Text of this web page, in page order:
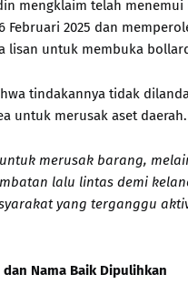
mengklaim telah menemui
Februari 2025 dan
lisan untuk membuka
tindakannya tidak
untuk merusak aset daerah.
merusak barang,
lalu lintas demi
yang terganggu
Nama Baik Dipulihkan